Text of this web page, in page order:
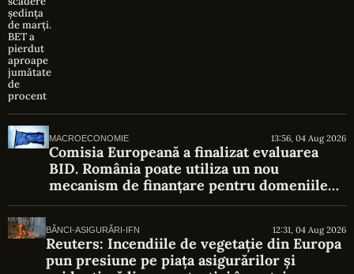
MACROECONOMIE 13:56, 04 Aug 2026
Comisia Europeană a finalizat evaluarea
BID. România poate utiliza un nou
mecanism de finanțare pentru domeniile
strategice
BĂNCI-ASIGURĂRI-IFN 12:31, 04 Aug 2026
Reuters: Incendiile de vegetație din Europa
pun presiune pe piața asigurărilor și